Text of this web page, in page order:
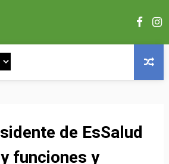
de EsSalud
funciones y